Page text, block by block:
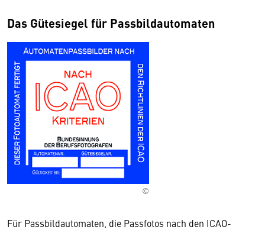
Das Gütesiegel für Passbildautomaten
©
Für Passbildautomaten, die Passfotos nach den ICAO-